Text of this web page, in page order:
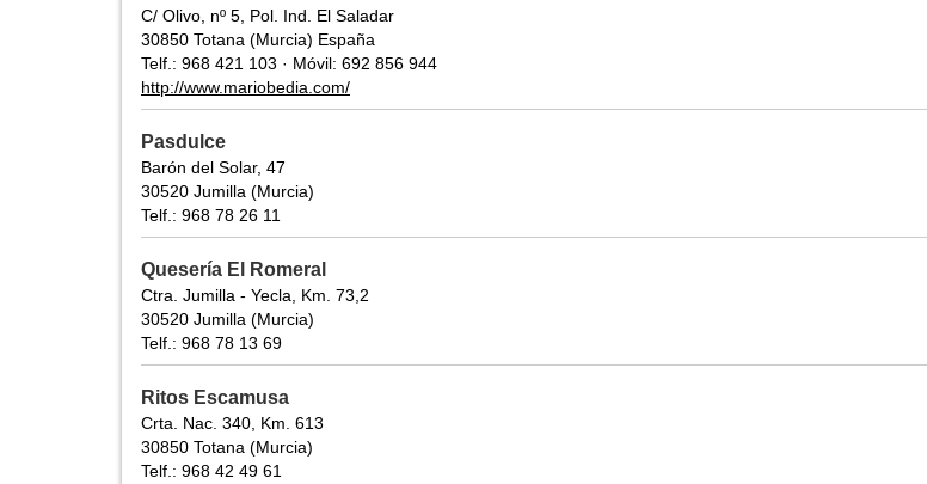
C/ Olivo, nº 5, Pol. Ind. El Saladar
30850 Totana (Murcia) España
Telf.: 968 421 103 · Móvil: 692 856 944
http://www.mariobedia.com/
Pasdulce
Barón del Solar, 47
30520 Jumilla (Murcia)
Telf.: 968 78 26 11
Quesería El Romeral
Ctra. Jumilla - Yecla, Km. 73,2
30520 Jumilla (Murcia)
Telf.: 968 78 13 69
Ritos Escamusa
Crta. Nac. 340, Km. 613
30850 Totana (Murcia)
Telf.: 968 42 49 61